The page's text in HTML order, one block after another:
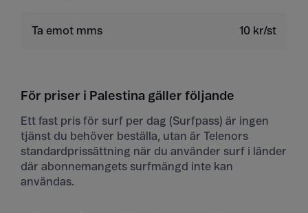
Ta emot mms 10 kr/st
För priser i Palestina gäller följande
Ett fast pris för surf per dag (Surfpass) är ingen
tjänst du behöver beställa, utan är Telenors
standardprissättning när du använder surf i länder
där abonnemangets surfmängd inte kan
användas.